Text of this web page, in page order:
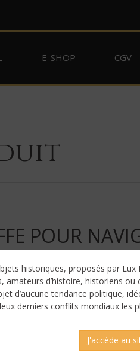
E-SHOP CGV
POUR
historiques, proposés par
amateurs d’histoire, historiens ou
d’aucune tendance politique,
derniers conflits mondiaux les
J'accède au